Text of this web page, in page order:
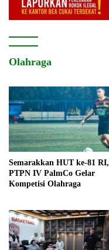
Olahraga
Semarakkan HUT ke-81 RI,
PTPN IV PalmCo Gelar
Kompetisi Olahraga